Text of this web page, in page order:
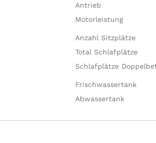
Antrieb
Motorleistung
Anzahl Sitzplätze
Total Schlafplätze
Schlafplätze
Frischwassertank
Abwassertank